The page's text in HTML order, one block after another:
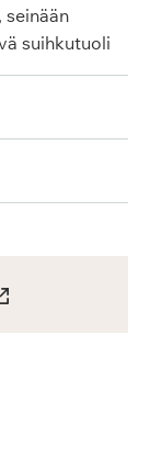
seinään
suihkutuoli